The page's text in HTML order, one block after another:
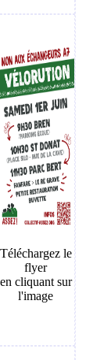
Téléchargez le
flyer
en cliquant sur
l'image